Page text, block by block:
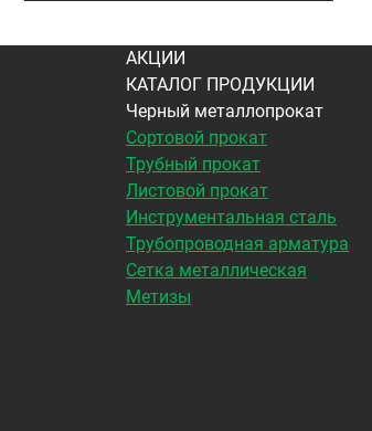
АКЦИИ
КАТАЛОГ ПРОДУКЦИИ
Черный металлопрокат
Сортовой прокат
Трубный прокат
Листовой прокат
Инструментальная сталь
Трубопроводная арматура
Сетка металлическая
Метизы